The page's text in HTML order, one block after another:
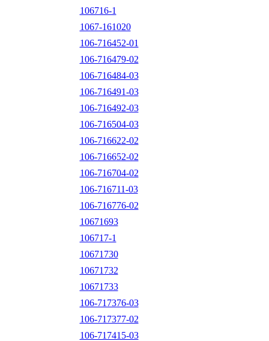
106716-1
1067-161020
106-716452-01
106-716479-02
106-716484-03
106-716491-03
106-716492-03
106-716504-03
106-716622-02
106-716652-02
106-716704-02
106-716711-03
106-716776-02
10671693
106717-1
10671730
10671732
10671733
106-717376-03
106-717377-02
106-717415-03